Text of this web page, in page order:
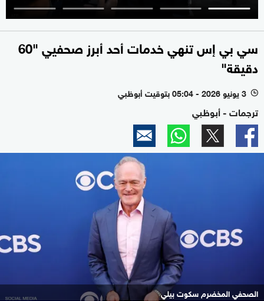
سي بي إس تنهي خدمات أحد أبرز صحفيي "60
دقيقة"
l 3 يونيو 2026 - 05:04 بتوقيت أبوظبي
ترجمات - أبوظبي
الصحفي المخضرم سكوت بيلي